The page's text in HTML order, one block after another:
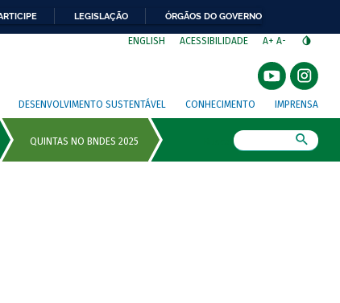
LEGISLAÇÃO ÓRGÃOS DO GOVERNO
ENGLISH ACESSIBILIDADE A+ A-
DESENVOLVIMENTO SUSTENTÁVEL CONHECIMENTO IMPRENSA